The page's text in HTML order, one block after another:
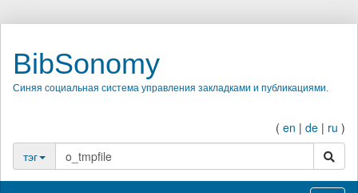
BibSonomy
Синяя социальная система управления закладками и публикациями.
( en | de | ru )
тэг
поиск